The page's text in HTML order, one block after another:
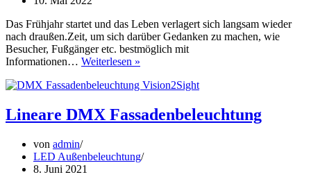
Das Frühjahr startet und das Leben verlagert sich langsam wieder
nach draußen.Zeit, um sich darüber Gedanken zu machen, wie
Besucher, Fußgänger etc. bestmöglich mit
Informationen… Weiterlesen »
mit
Code
Lineare DMX Fassadenbeleuchtung
von admin
LED Außenbeleuchtung
8. Juni 2021